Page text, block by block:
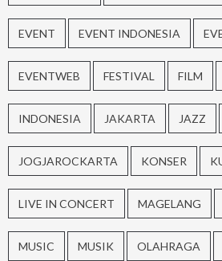
EVENT EVENT INDONESIA
EVENTWEB FESTIVAL FILM
INDONESIA JAKARTA JAZZ
JOGJAROCKARTA KONSER
LIVE IN CONCERT MAGELANG
MUSIC MUSIK OLAHRAGA